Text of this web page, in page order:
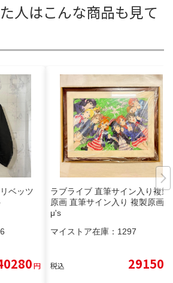
人はこんな商品も見て
ベッツ
円
ラブライブ 直筆サイン入り複製
原画 直筆サイン入り 複製原画
μ's
マイストア在庫： 1297
税込 29150